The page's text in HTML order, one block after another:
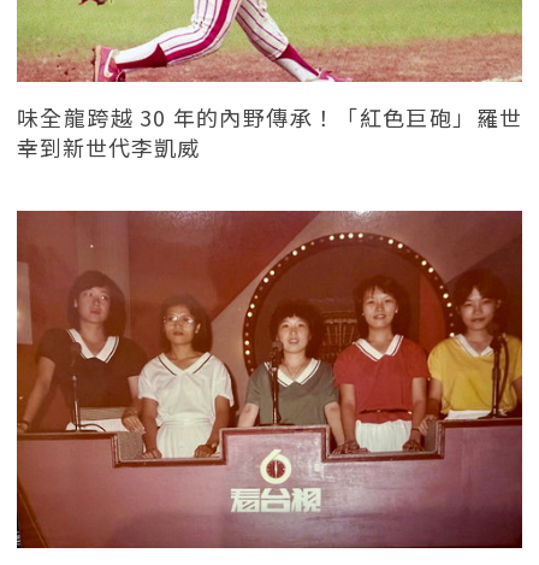
味全龍跨越 30 年的內野傳承！「紅色巨砲」羅世
幸到新世代李凱威